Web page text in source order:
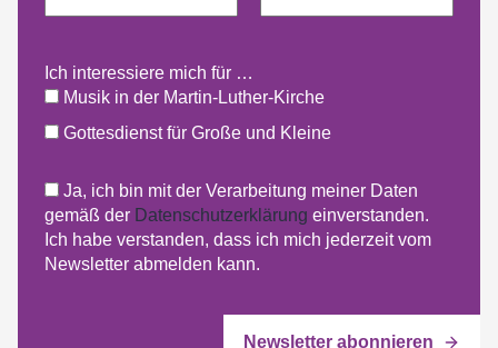
Ich interessiere mich für …
Musik in der Martin-Luther-Kirche
Gottesdienst für Große und Kleine
Ja, ich bin mit der Verarbeitung meiner Daten
gemäß der Datenschutzerklärung einverstanden.
Ich habe verstanden, dass ich mich jederzeit vom
Newsletter abmelden kann.